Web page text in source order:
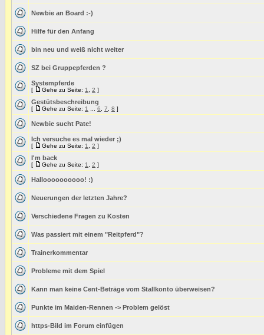
Newbie an Board :-)
Hilfe für den Anfang
bin neu und weiß nicht weiter
SZ bei Gruppepferden ?
Systempferde
[ Gehe zu Seite: 1 2 ]
Gestütsbeschreibung
[ Gehe zu Seite: 1 6 7 8 ]
Newbie sucht Pate!
Ich versuche es mal wieder ;)
[ Gehe zu Seite: 1 2 ]
I'm back
[ Gehe zu Seite: 1 2 ]
Halloooooooooo! :)
Neuerungen der letzten Jahre?
Verschiedene Fragen zu Kosten
Was passiert mit einem "Reitpferd"?
Trainerkommentar
Probleme mit dem Spiel
Kann man keine Cent-Beträge vom Stallkonto überweisen?
Punkte im Maiden-Rennen -> Problem gelöst
https-Bild im Forum einfügen